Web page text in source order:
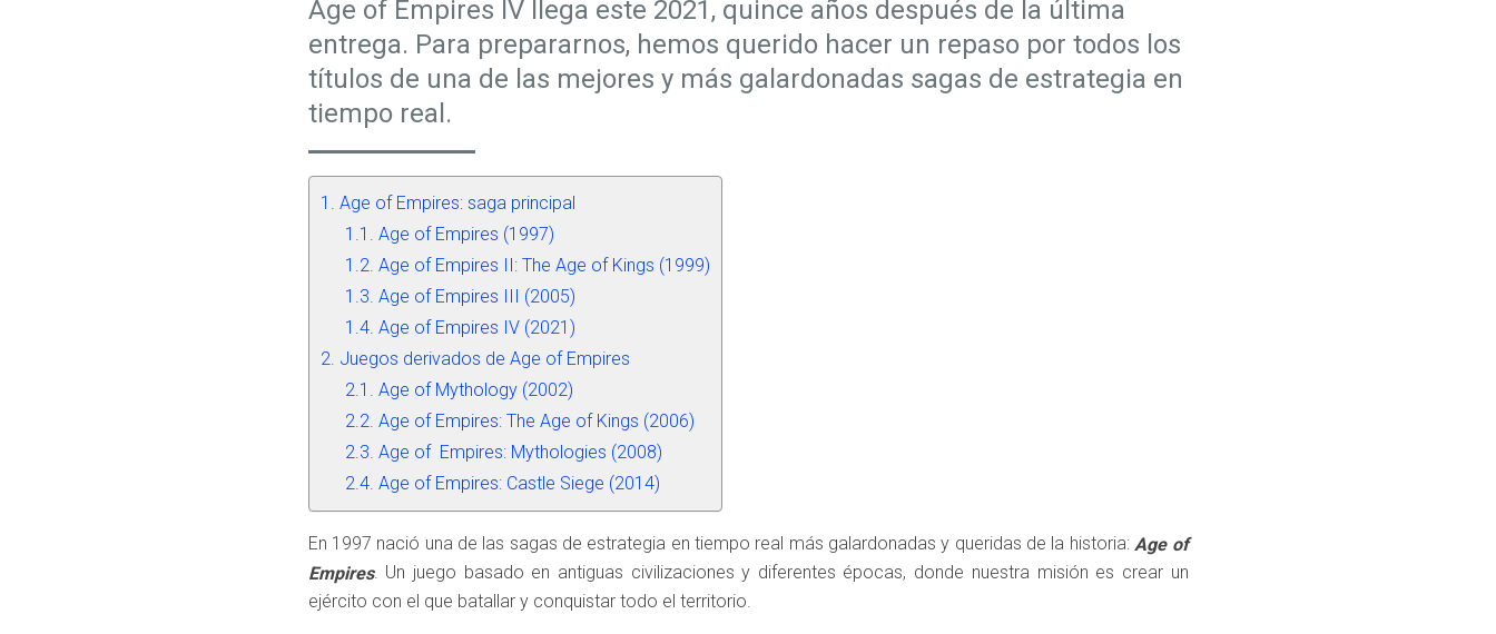
Age of Empires IV llega este 2021, quince años después de la última
entrega. Para prepararnos, hemos querido hacer un repaso por todos los
títulos de una de las mejores y más galardonadas sagas de estrategia en
tiempo real.
Age of Empires: saga principal
Age of Empires (1997)
Age of Empires II: The Age of Kings (1999)
Age of Empires III (2005)
Age of Empires IV (2021)
Juegos derivados de Age of Empires
Age of Mythology (2002)
Age of Empires: The Age of Kings (2006)
Age of Empires: Mythologies (2008)
Age of Empires: Castle Siege (2014)
En 1997 nació una de las sagas de estrategia en tiempo real más galardonadas y queridas de la historia: Age of
Empires. Un juego basado en antiguas civilizaciones y diferentes épocas, donde nuestra misión es crear un
ejército con el que batallar y conquistar todo el territorio.